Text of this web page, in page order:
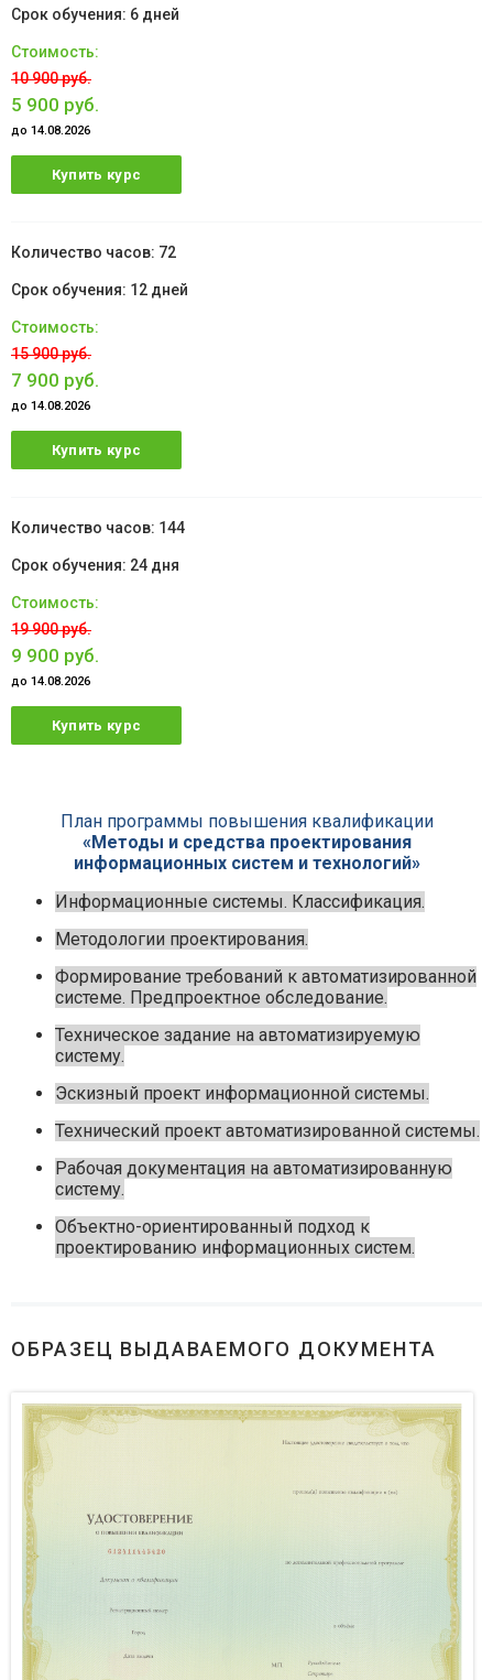
6 дней
10 900 руб.
5 900 руб.
до 14.08.2026
Купить курс
72
12 дней
15 900 руб.
7 900 руб.
до 14.08.2026
Купить курс
144
24 дня
19 900 руб.
9 900 руб.
до 14.08.2026
Купить курс
План программы повышения квалификации
«Методы и средства проектирования
информационных систем и технологий»
Информационные системы. Классификация.
Методологии проектирования.
Формирование требований к автоматизированной
системе. Предпроектное обследование.
Техническое задание на автоматизируемую
систему.
Эскизный проект информационной системы.
Технический проект автоматизированной системы.
Рабочая документация на автоматизированную
систему.
Объектно-ориентированный подход к
проектированию информационных систем.
ОБРАЗЕЦ ВЫДАВАЕМОГО ДОКУМЕНТА